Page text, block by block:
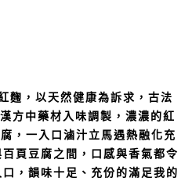
麴，以天然健康為訴求，古法
方中藥材入味調製， 濃濃的紅
，一入口滷汁立馬遇熱融化充
頁豆腐之間，口感與香氣都令
，韻味十足、充份的滿足我的